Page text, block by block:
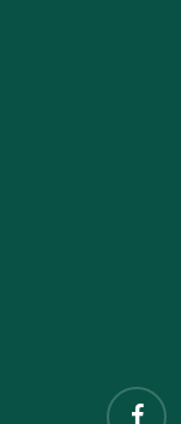
facebook